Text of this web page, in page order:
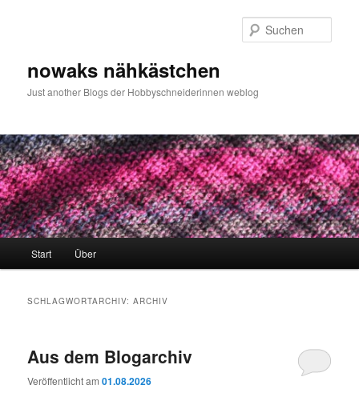
nowaks nähkästchen
Just another Blogs der Hobbyschneiderinnen weblog
Start Über
SCHLAGWORTARCHIV:ARCHIV
Aus dem Blogarchiv
Veröffentlicht am01.08.2026